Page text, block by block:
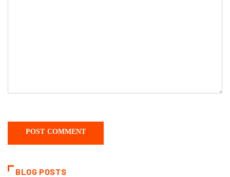
BLOG POSTS